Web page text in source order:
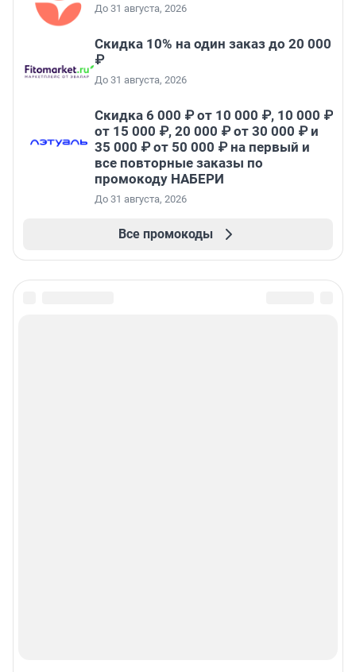
До 31 августа, 2026
Скидка 10% на один заказ до 20 000
₽
До 31 августа, 2026
Скидка 6 000 ₽ от 10 000 ₽, 10 000 ₽
от 15 000 ₽, 20 000 ₽ от 30 000 ₽ и
35 000 ₽ от 50 000 ₽ на первый и
все повторные заказы по
промокоду НАБЕРИ
До 31 августа, 2026
Все промокоды